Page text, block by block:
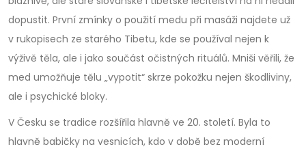
dopustit. První zmínky o použití medu při masáži najdete už
v rukopisech ze starého Tibetu, kde se používal nejen k
výživě těla, ale i jako součást očistných rituálů. Mniši věřili, že
med umožňuje tělu „vypotit“ skrze pokožku nejen škodliviny,
ale i psychické bloky.
V Česku se tradice rozšířila hlavně ve 20. století. Byla to
hlavně babičky na vesnicích, kdo v době bez moderní